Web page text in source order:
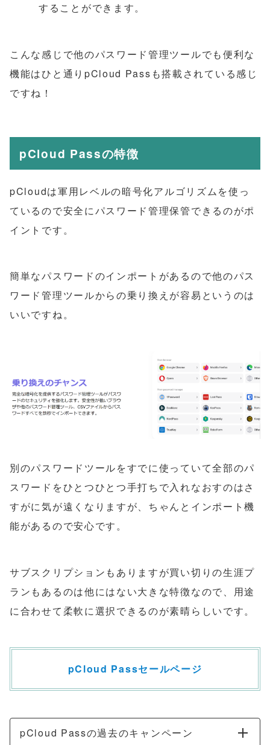
することができます。
こんな感じで他のパスワード管理ツールでも便利な
機能はひと通りpCloud Passも搭載されている感じ
ですね！
pCloud Passの特徴
pCloudは軍用レベルの暗号化アルゴリズムを使っ
ているので安全にパスワード管理保管できるのがポ
イントです。
簡単なパスワードのインポートがあるので他のパス
ワード管理ツールからの乗り換えが容易というのは
いいですね。
別のパスワードツールをすでに使っていて全部のパ
スワードをひとつひとつ手打ちで入れなおすのはさ
すがに気が遠くなりますが、ちゃんとインポート機
能があるので安心です。
サブスクリプションもありますが買い切りの生涯プ
ランもあるのは他にはない大きな特徴なので、用途
に合わせて柔軟に選択できるのが素晴らしいです。
pCloud Passセールページ
pCloud Passの過去のキャンペーン